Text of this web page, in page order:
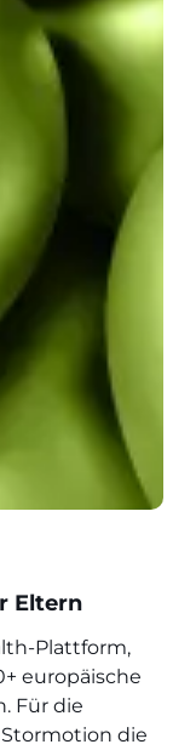
Eltern
Plattform,
europäische
Für die
die